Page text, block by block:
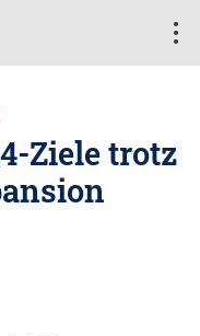
Ziele trotz